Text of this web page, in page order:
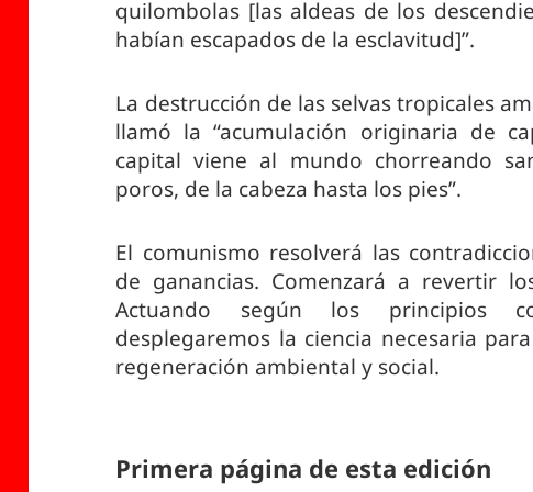
quilombolas [las aldeas de los
habían escapados de la esclavitud]”.
La destrucción de las selvas tropicales
llamó la “acumulación originaria de
capital viene al mundo chorreando
poros, de la cabeza hasta los pies”.
El comunismo resolverá las
de ganancias. Comenzará a revertir
Actuando según los principios
desplegaremos la ciencia necesaria
regeneración ambiental y social.
Primera página de esta edición